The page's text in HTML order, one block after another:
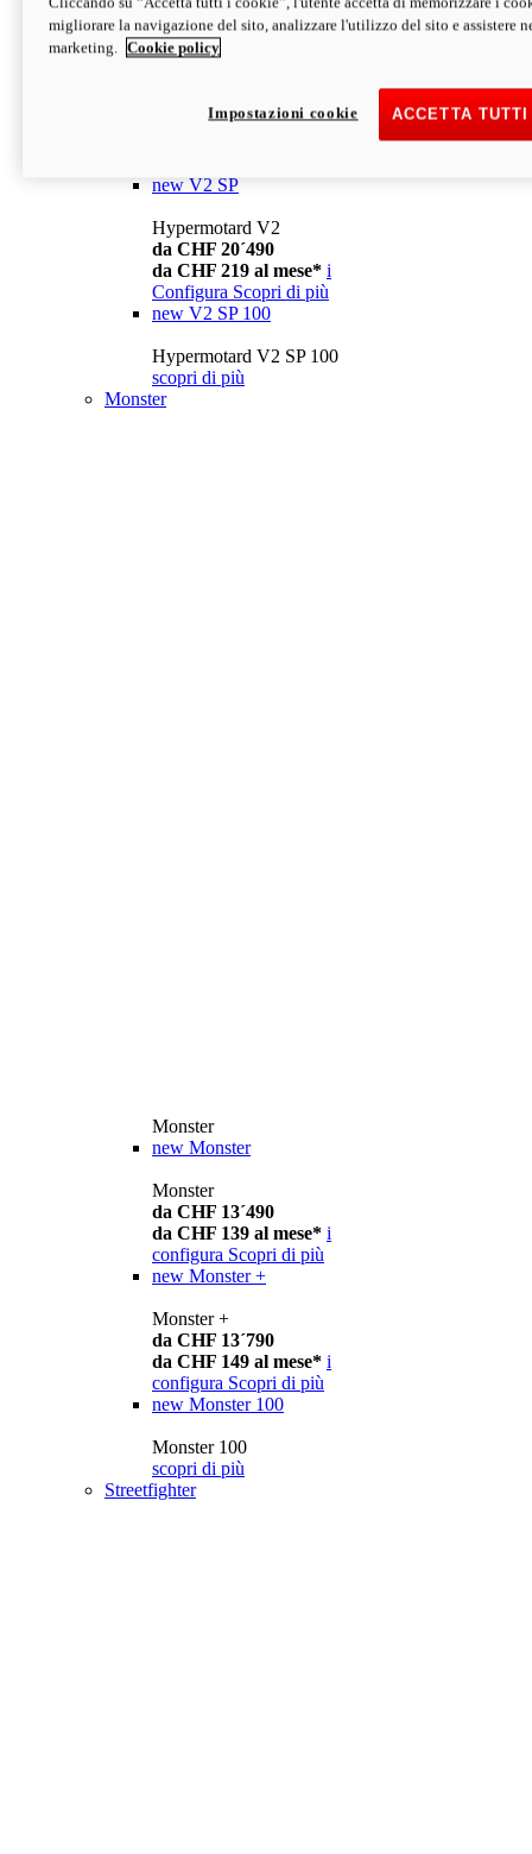
da CHF 13´990
Configura Scopri di più
newV2
da CHF 15´990
new V2 SP
Hypermotard V2
da CHF 20´490
da CHF 219 al mese* i
Configura Scopri di più
new V2 SP 100
Hypermotard V2 SP 100
scopri di più
Monster
Monster
new Monster
Monster
da CHF 13´490
da CHF 139 al mese* i
configura Scopri di più
new Monster +
Monster +
da CHF 13´790
da CHF 149 al mese* i
configura Scopri di più
new Monster 100
Monster 100
scopri di più
Streetfighter
migliorare la navigazione del sito, analizzare l'utilizzo del sito e assistere
marketing.
Cookie policy
ACCETTA
Impostazioni cookie